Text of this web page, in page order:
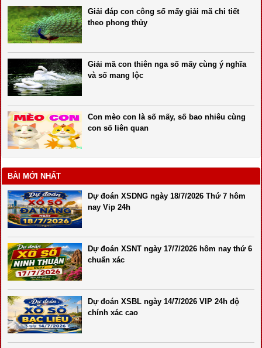
Giải đáp con công số mấy giải mã chi tiết
theo phong thủy
Giải mã con thiên nga số mấy cùng ý nghĩa
và số mang lộc
Con mèo con là số mấy, số bao nhiêu cùng
con số liên quan
BÀI MỚI NHẤT
Dự đoán XSDNG ngày 18/7/2026 Thứ 7 hôm
nay Vip 24h
Dự đoán XSNT ngày 17/7/2026 hôm nay thứ 6
chuẩn xác
Dự đoán XSBL ngày 14/7/2026 VIP 24h độ
chính xác cao